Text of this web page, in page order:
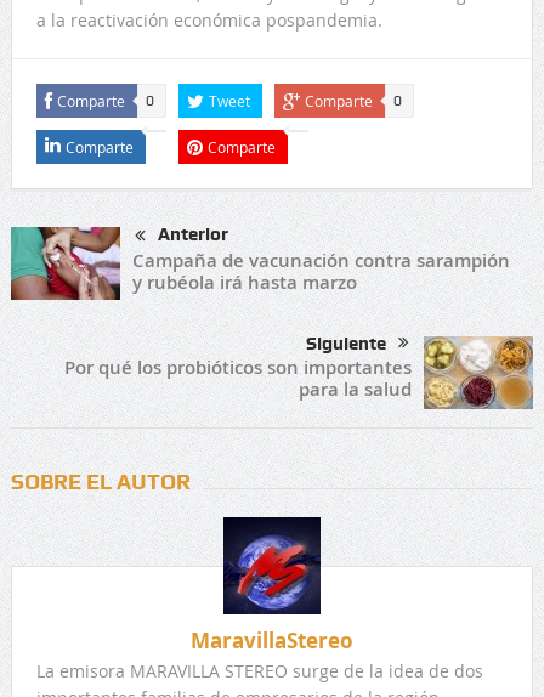
a la reactivación económica pospandemia.
Comparte 0 Tweet Comparte 0
Comparte Comparte
Anterior
Campaña de vacunación contra sarampión
y rubéola irá hasta marzo
Siguiente
Por qué los probióticos son importantes
para la salud
SOBRE EL AUTOR
MaravillaStereo
La emisora MARAVILLA STEREO surge de la idea de dos